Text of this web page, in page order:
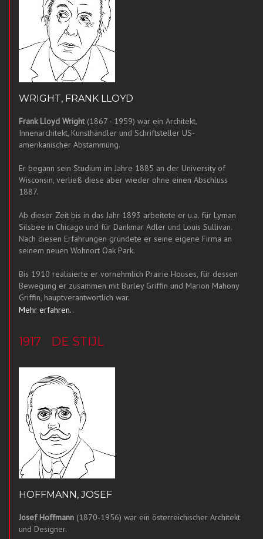
WRIGHT, FRANK LLOYD
Frank Lloyd Wright(1867 - 1959) war ein Architekt,
Innenarchitekt, Kunsthändler und Schriftsteller US-
amerikanischer Abstammung.
Er begann sein Studium im Jahre 1885 an der University of
Wisconsin, verließ diese aber wieder ohne einen Abschluss
1887.
Ab dieser Zeit bis in das Jahr 1893 arbeitete er u.a. für Lyman
Silsbee in Chicago und für Dankmar Adler und Louis Sullivan.
Nach diesen Erfahrungen gründete er seine eigene Firma an
seinem neuen Wohnort Oak Park.
Bis 1910 realisierte er vornehmlich Prairie Houses, für dessen
Bewegung er zusammen mit Burley Griffin und Marion Mahony
Griffin, hauptverantwortlich war.
Mehr erfahren..
1917 DE STIJL
HOFFMANN, JOSEF
Josef Hoffmann (1870-1956) war ein österreichischer Architekt
und Designer.